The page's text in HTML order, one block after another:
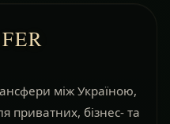
між Україною,
бізнес- та